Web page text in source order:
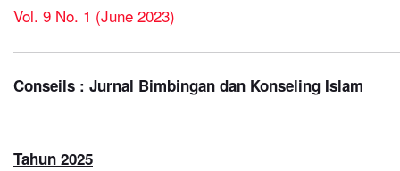
Vol. 9 No. 1 (June 2023)
Conseils : Jurnal Bimbingan dan Konseling Islam
Tahun 2025